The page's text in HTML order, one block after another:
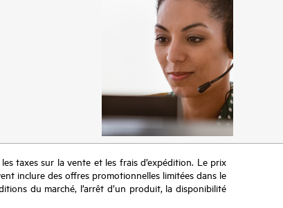
taxes sur la vente et les frais d’expédition. Le prix
inclure des offres promotionnelles limitées dans le
du marché, l’arrêt d’un produit, la disponibilité